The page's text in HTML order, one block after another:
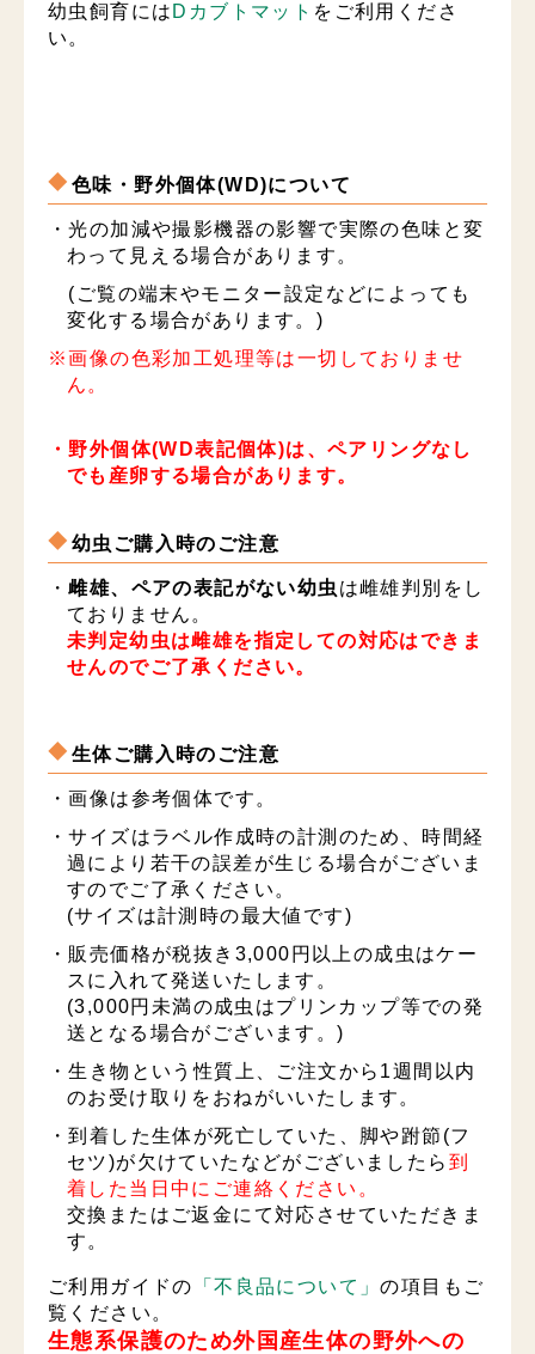
幼虫飼育には Dカブトマット をご利用くださ
い。
色味・野外個体(WD)について
・光の加減や撮影機器の影響で実際の色味と変
わって見える場合があります。
(ご覧の端末やモニター設定などによっても
変化する場合があります。)
※画像の色彩加工処理等は一切しておりませ
ん。
・野外個体(WD表記個体)は、ペアリングなし
でも産卵する場合があります。
幼虫ご購入時のご注意
・雌雄、ペアの表記がない幼虫 は雌雄判別をし
ておりません。
未判定幼虫は雌雄を指定しての対応はできま
せんのでご了承ください。
生体ご購入時のご注意
・画像は参考個体です。
・サイズはラベル作成時の計測のため、時間経
過により若干の誤差が生じる場合がございま
すのでご了承ください。
(サイズは計測時の最大値です)
・販売価格が税抜き3,000円以上の成虫はケー
スに入れて発送いたします。
(3,000円未満の成虫はプリンカップ等での発
送となる場合がございます。)
・生き物という性質上、ご注文から1週間以内
のお受け取りをおねがいいたします。
・到着した生体が死亡していた、脚や跗節(フ
セツ)が欠けていたなどがございましたら 到
着した当日中にご連絡ください。
交換またはご返金にて対応させていただきま
す。
ご利用ガイドの 「不良品について」の項目もご
覧ください。
生態系保護のため外国産生体の野外への